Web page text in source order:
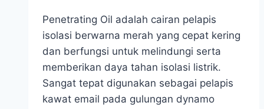
Penetrating Oil adalah cairan pelapis
isolasi berwarna merah yang cepat kering
dan berfungsi untuk melindungi serta
memberikan daya tahan isolasi listrik.
Sangat tepat digunakan sebagai pelapis
kawat email pada gulungan dynamo